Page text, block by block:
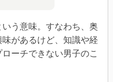
う意味。すなわち、奥
があるけど、知識や経
ーチできない男子のこ